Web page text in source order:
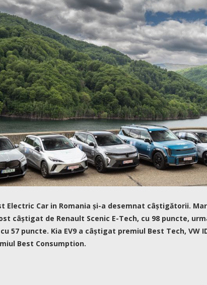
Electric Car in Romania și-a desemnat câștigătorii.
câștigat de Renault Scenic E-Tech, cu 98 puncte,
57 puncte. Kia EV9 a câștigat premiul Best Tech, VW
Best Consumption.